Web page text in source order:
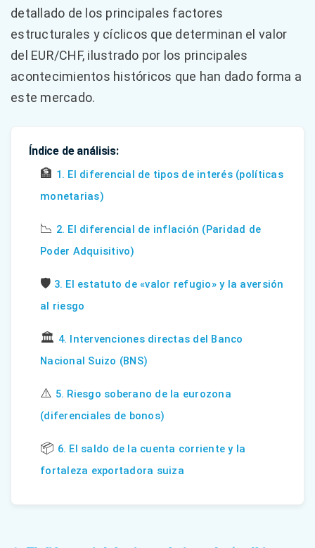
detallado de los principales factores
estructurales y cíclicos que determinan el valor
del EUR/CHF, ilustrado por los principales
acontecimientos históricos que han dado forma a
este mercado.
Índice de análisis:
🏦 1. El diferencial de tipos de interés (políticas
monetarias)
📉 2. El diferencial de inflación (Paridad de
Poder Adquisitivo)
🛡️ 3. El estatuto de «valor refugio» y la aversión
al riesgo
🏛️ 4. Intervenciones directas del Banco
Nacional Suizo (BNS)
⚠️ 5. Riesgo soberano de la eurozona
(diferenciales de bonos)
📦 6. El saldo de la cuenta corriente y la
fortaleza exportadora suiza